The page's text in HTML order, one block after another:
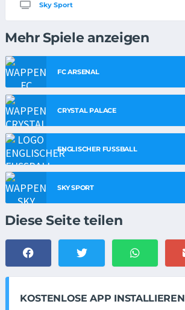
Sky Sport
Mehr Spiele anzeigen
FC ARSENAL
CRYSTAL PALACE
ENGLISCHER FUSSBALL
SKY SPORT
Diese Seite teilen
KOSTENLOSE APP INSTALLIEREN